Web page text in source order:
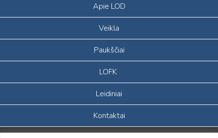
Apie LOD
Veikla
Paukščiai
LOFK
Leidiniai
Kontaktai